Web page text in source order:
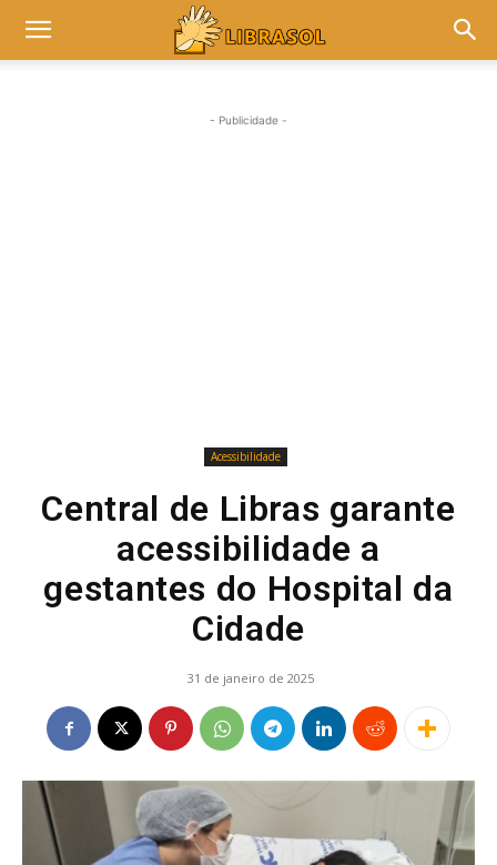
- Publicidade -
Acessibilidade
Central de Libras garante
acessibilidade a
gestantes do Hospital da
Cidade
31 de janeiro de 2025